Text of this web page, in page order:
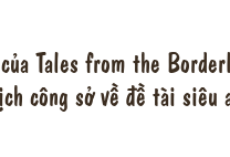
Tales from the
công sở về đề tài siêu